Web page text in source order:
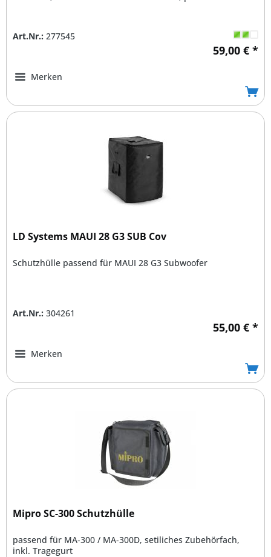
Art.Nr.: 277545
59,00 € *
Merken
LD Systems MAUI 28 G3 SUB Cov
Schutzhülle passend für MAUI 28 G3 Subwoofer
Art.Nr.: 304261
55,00 € *
Merken
Mipro SC-300 Schutzhülle
passend für MA-300 / MA-300D, setiliches Zubehörfach,
inkl. Tragegurt